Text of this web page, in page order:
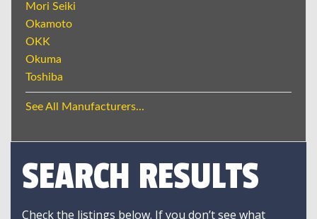
Mori Seiki
Okamoto
OKK
Okuma
Toshiba
See All Manufacturers...
SEARCH RESULTS
Check the listings below. If you don’t see what